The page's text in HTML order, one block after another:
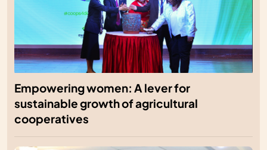
Empowering women: A lever for
sustainable growth of agricultural
cooperatives